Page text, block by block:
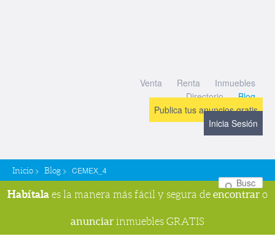
Venta Renta
Inmuebles
Directorio
Blog
Publica tus anuncios gratis
Inicia Sesión
Inicio > Blog > CEMEX_4
Habítala es la manera más fácil y segura de encontrar o
anunciar inmuebles GRATIS